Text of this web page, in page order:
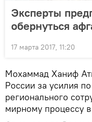
Эксперты
обернуться
17 марта 2017, 11:20
Мохаммад Ханиф
России за усилия
регионального
мирному процессу